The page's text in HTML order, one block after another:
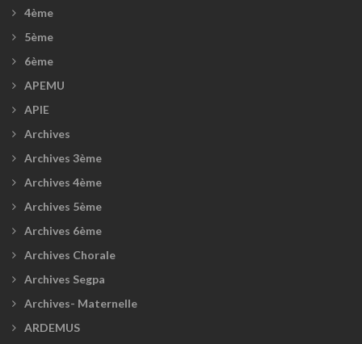
4ème
5ème
6ème
APEMU
APIE
Archives
Archives 3ème
Archives 4ème
Archives 5ème
Archives 6ème
Archives Chorale
Archives Segpa
Archives- Maternelle
ARDEMUS